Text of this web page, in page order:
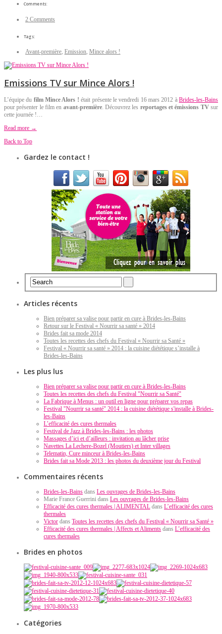
Comments:
2 Comments
Tags:
Avant-première, Emission, Mince alors !
Emissions TV sur Mince Alors !
L’équipe du film Mince Alors ! était présente le vendredi 16 mars 2012 àBrides-les-Bains
pour présenter le film en avant-première. Découvrez les reportages et émissions TVsur
cette journée !…
Read more →
Back to Top
Gardez le contact !
Articles récents
Bien préparer sa valise pour partir en cure à Brides-les-Bains
Retour sur le Festival « Nourrir sa santé » 2014
Brides fait sa mode 2014
Toutes les recettes des chefs du Festival « Nourrir sa Santé »
Festival « Nourrir sa santé » 2014 : la cuisine diététique s’installe à
Brides-les-Bains
Les plus lus
Bien préparer sa valise pour partir en cure à Brides-les-Bains
Toutes les recettes des chefs du Festival "Nourrir sa Santé"
La Fabrique à Menus : un outil en ligne pour préparer vos repas
Festival "Nourrir sa santé" 2014 : la cuisine diététique s'installe à Brides-
les-Bains
L’efficacité des cures thermales
Festival de Jazz à Brides-les-Bains : les photos
Massages d’ici et d’ailleurs : invitation au lâcher prise
Navettes La Lechere-Bozel (Moutiers) et Inter villages
Telematin, Cure minceur à Brides-les-Bains
Brides fait sa Mode 2013 : les photos du deuxième jour du Festival
Commentaires récents
Brides-les-Bains dans Les ouvrages de Brides-les-Bains
Marie France Guerrini dans Les ouvrages de Brides-les-Bains
Efficacité des cures thermales | ALIMENTAL dans L’efficacité des cures
thermales
Victor dans Toutes les recettes des chefs du Festival « Nourrir sa Santé »
Efficacité des cures thermales | Affects et Aliments dans L’efficacité des
cures thermales
Brides en photos
Catégories